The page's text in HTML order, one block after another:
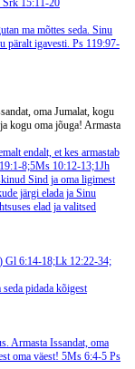
Srk 15:11-20
ma mõttes seda. Sinu
päralt igavesti. Ps 119:97-
oma Jumalat, kogu
kogu oma jõuga! Armasta
endalt, et kes armastab
8;5Ms 10:12-13;1Jh
Sind ja oma ligimest
järgi elada ja Sinu
elad ja valitsed
Gl 6:14-18;Lk 12:22-34;
pidada kõigest
Armasta Issandat, oma
oma väest! 5Ms 6:4-5 Ps